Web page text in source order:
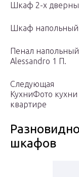
Шкаф 2-х
Шкаф напольный
Пенал
Alessandro 1 П.
Следующая
КухниФото кухни
квартире
шкафов